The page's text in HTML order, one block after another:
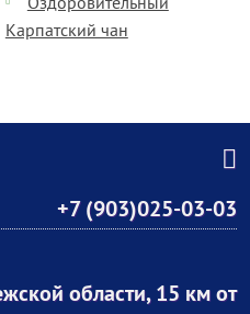
Оздоровительный
Карпатский чан
+7 (903)025-03-03
области, 15 км от